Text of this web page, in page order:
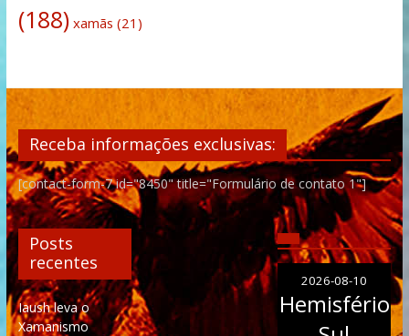
(188) xamãs (21)
Receba informações exclusivas:
[contact-form-7 id="8450" title="Formulário de contato 1"]
Posts
recentes
Iaush leva o
Xamanismo
2026-08-10
Hemisfério